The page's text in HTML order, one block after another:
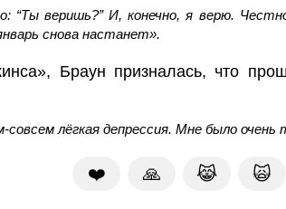
“Ты веришь?” И, конечно, я верю.
снова настанет».
Браун призналась, что
лёгкая депрессия. Мне было очень
❤️ 🙏 😹 🙀